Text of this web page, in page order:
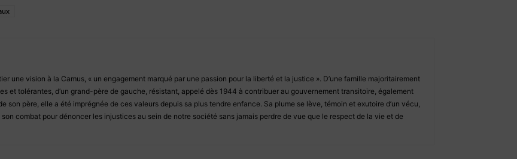
une vision à la Camus, « un engagement marqué par une passion pour la liberté et la justice ». D’une famille majoritairement
et tolérantes, d’un grand-père de gauche, résistant, appelé dès 1944 à contribuer au gouvernement transitoire, également
son père, elle a été imprégnée de ces valeurs depuis sa plus tendre enfance. Sa plume se lève, témoin et exutoire d’un vécu,
son combat pour dénoncer les injustices au sein de notre société sans jamais perdre de vue que le respect de la vie et de